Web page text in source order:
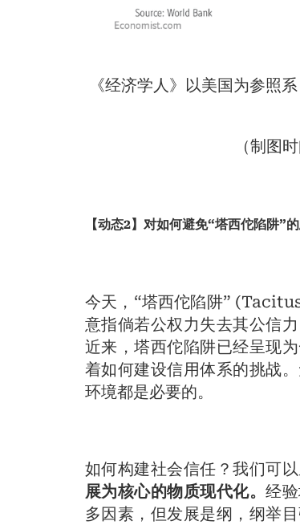
《经济学人》以美国为参照
（制图
【动态2】对如何避免“塔西佗陷阱”
今天，“塔西佗陷阱”
意指倘若公权力失去其公信
近来，塔西佗陷阱已经呈现
着如何建设信用体系的挑战
环境都是必要的。
如何构建社会信任？我们可
展为核心的物质现代化。经
多因素，但发展是纲，纲举